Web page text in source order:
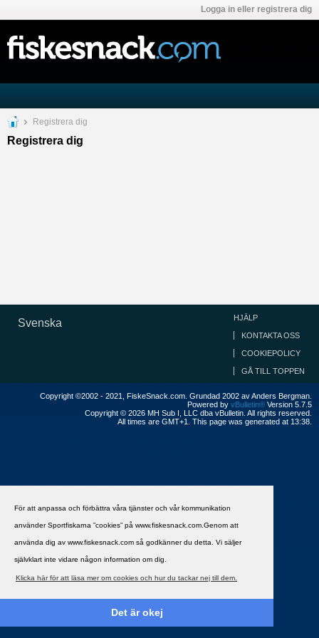
För att anpassa och förbättra våra tjänster och vår kommunikation
använder Sportfiskarna ”cookies” på www.fiskesnack.com.Genom att
använda dig av www.fiskesnack.com så godkänner du detta. Vi säljer
självklart inte vidare någon information om dig.
Klicka här för att läsa mer om cookies och hur du tackar nej till dem.
Det är okej
Logga in eller registrera dig
Registrera dig
Registrera dig
Svenska HJÄLP
KONTAKTA OSS
COOKIEPOLICY
GÅ TILL TOPPEN
Copyright ©2002 - 2021, FiskeSnack.com. Grundad 2002 av Anders Bergman.
Powered by vBulletin® Version 5.7.5
Copyright © 2026 MH Sub I, LLC dba vBulletin. All rights reserved.
All times are GMT+1. This page was generated at 13:38.